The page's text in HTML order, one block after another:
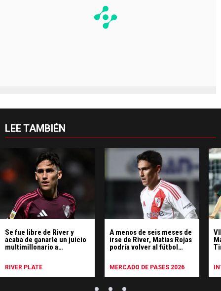
LEE TAMBIÉN
Se fue libre de River y
acaba de ganarle un juicio
multimillonario a
RIVER PLATE
A menos de seis meses de
irse de River, Matías Rojas
podría volver al fútbol
MERCADO DE PASES 2026